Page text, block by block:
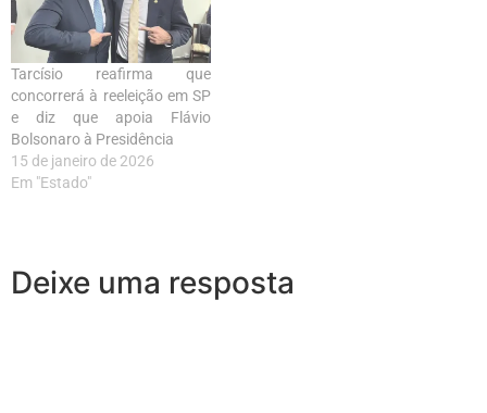
Tarcísio reafirma que
concorrerá à reeleição em SP
e diz que apoia Flávio
Bolsonaro à Presidência
15 de janeiro de 2026
Em "Estado"
Deixe uma resposta